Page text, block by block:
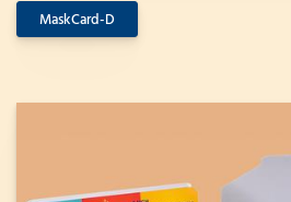
MaskCard-D